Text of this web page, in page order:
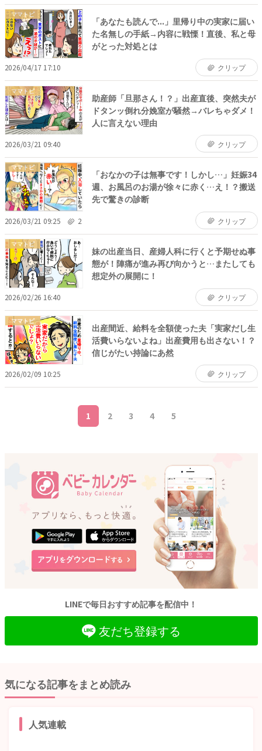
ママトピ
「あなたも読んで...」里帰り中の実家に届い
た名無しの手紙→内容に戦慄！直後、私と母
がとった対処とは
2026/04/17 17:10 クリップ
ママトピ
助産師「旦那さん！？」出産直後、突然夫が
ドタンッ倒れ分娩室が騒然→バレちゃダメ！
人に言えない理由
2026/03/21 09:40 クリップ
ママトピ
「おなかの子は無事です！しかし…」妊娠34
週、お風呂のお湯が徐々に赤く…え！？搬送
先で驚きの診断
2026/03/21 09:25 2 クリップ
ママトピ
妹の出産当日、産婦人科に行くと予期せぬ事
態が！陣痛が進み再び向かうと…またしても
想定外の展開に！
2026/02/26 16:40 クリップ
ママトピ
出産間近、給料を全額使った夫「実家だし生
活費いらないよね」出産費用も出さない！？
信じがたい持論にあ然
2026/02/09 10:25 クリップ
1 2 3 4 5
LINEで毎日おすすめ記事を配信中！
友だち登録する
気になる記事をまとめ読み
人気連載